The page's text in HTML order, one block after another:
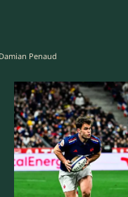
Damian Penaud
DP